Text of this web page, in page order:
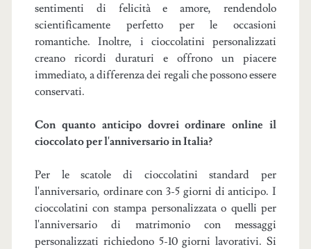
sentimenti di felicità e amore, rendendolo
scientificamente perfetto per le occasioni
romantiche. Inoltre, i cioccolatini personalizzati
creano ricordi duraturi e offrono un piacere
immediato, a differenza dei regali che possono essere
conservati.
Con quanto anticipo dovrei ordinare online il
cioccolato per l'anniversario in Italia?
Per le scatole di cioccolatini standard per
l'anniversario, ordinare con 3-5 giorni di anticipo. I
cioccolatini con stampa personalizzata o quelli per
l'anniversario di matrimonio con messaggi
personalizzati richiedono 5-10 giorni lavorativi. Si